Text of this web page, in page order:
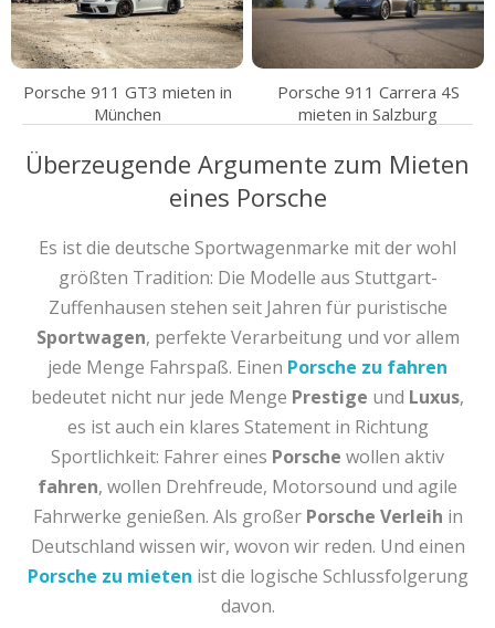
Porsche 911 GT3 mieten in
München
Porsche 911 Carrera 4S
mieten in Salzburg
Überzeugende Argumente zum Mieten
eines Porsche
Es ist die deutsche Sportwagenmarke mit der wohl
größten Tradition: Die Modelle aus Stuttgart-
Zuffenhausen stehen seit Jahren für puristische
Sportwagen, perfekte Verarbeitung und vor allem
jede Menge Fahrspaß. Einen Porsche zu fahren
bedeutet nicht nur jede Menge Prestige und Luxus,
es ist auch ein klares Statement in Richtung
Sportlichkeit: Fahrer eines Porsche wollen aktiv
fahren, wollen Drehfreude, Motorsound und agile
Fahrwerke genießen. Als großer Porsche Verleih in
Deutschland wissen wir, wovon wir reden. Und einen
Porsche zu mieten ist die logische Schlussfolgerung
davon.